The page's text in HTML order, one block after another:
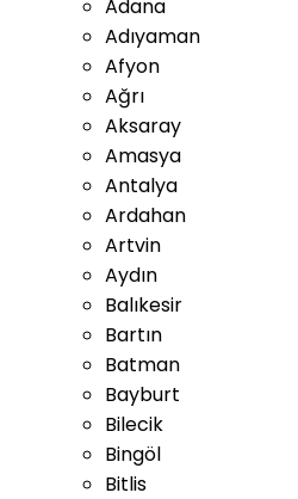
Adana
Adıyaman
Afyon
Ağrı
Aksaray
Amasya
Antalya
Ardahan
Artvin
Aydın
Balıkesir
Bartın
Batman
Bayburt
Bilecik
Bingöl
Bitlis